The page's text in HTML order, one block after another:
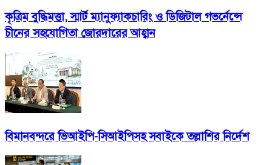
কৃত্রিম বুদ্ধিমত্তা, স্মার্ট ম্যানুফ্যাকচারিং ও ডিজিটাল গভর্নেন্সে
চীনের সহযোগিতা জোরদারের আহ্বান
বিমানবন্দরে ভিআইপি-সিআইপিসহ সবাইকে তল্লাশির নির্দেশ